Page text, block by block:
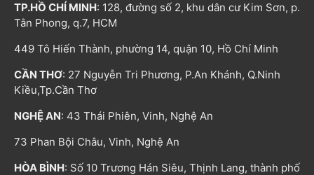
TP.HỒ CHÍ MINH: 128, đường số 2, khu dân cư Kim Sơn, p.
Tân Phong, q.7, HCM
449 Tô Hiến Thành, phường 14, quận 10, Hồ Chí Minh
CẦN THƠ: 27 Nguyễn Tri Phương, P.An Khánh, Q.Ninh
Kiều,Tp.Cần Thơ
NGHỆ AN: 43 Thái Phiên, Vinh, Nghệ An
73 Phan Bội Châu, Vinh, Nghệ An
HÒA BÌNH: Số 10 Trương Hán Siêu, Thịnh Lang, thành phố